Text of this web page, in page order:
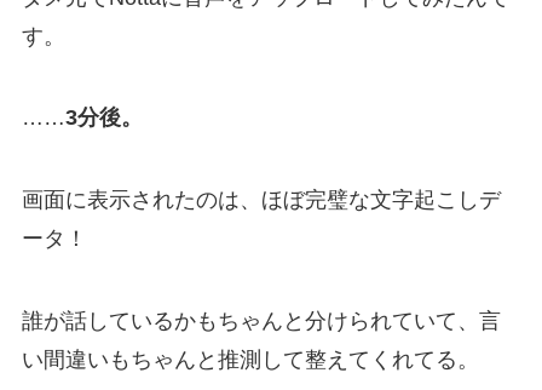
す。
……3分後。
画面に表示されたのは、ほぼ完璧な文字起こしデ
ータ！
誰が話しているかもちゃんと分けられていて、言
い間違いもちゃんと推測して整えてくれてる。